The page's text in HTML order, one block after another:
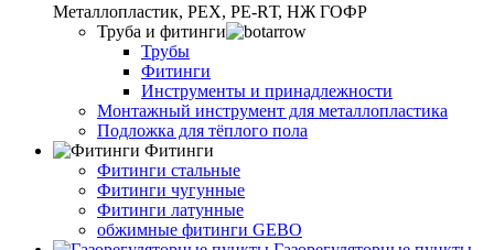
Металлопластик, РЕХ, РЕ-RТ, НЖ ГОФР
Труба и фитинги
Трубы
Фитинги
Инструменты и принадлежности
Монтажный инструмент для металлопластика
Подложка для тёплого пола
Фитинги
Фитинги стальные
Фитинги чугунные
Фитинги латунные
обжимные фитинги GEBO